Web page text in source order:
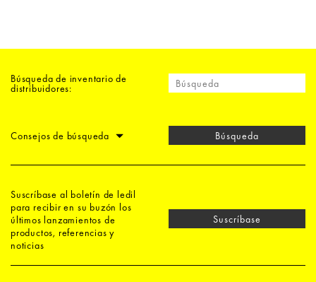
Búsqueda de inventario de
distribuidores:
Consejos de búsqueda Búsqueda
Suscríbase al boletín de ledil
para recibir en su buzón los
últimos lanzamientos de
productos, referencias y
noticias
Suscríbase